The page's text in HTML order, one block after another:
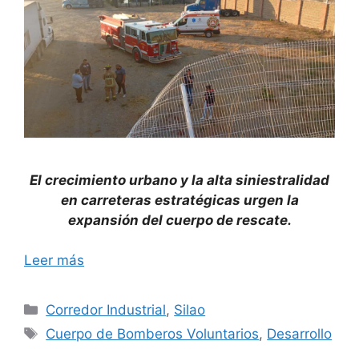
El crecimiento urbano y la alta siniestralidad
en carreteras estratégicas urgen la
expansión del cuerpo de rescate.
Leer más
Categorías
Corredor Industrial, Silao
Etiquetas
Cuerpo de Bomberos Voluntarios, Desarrollo